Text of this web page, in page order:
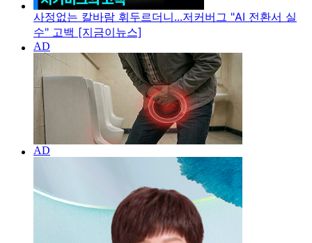
사정없는 칼바람 휘두르더니...저커버그 "AI 전환서 실
수" 고백 [지금이뉴스]